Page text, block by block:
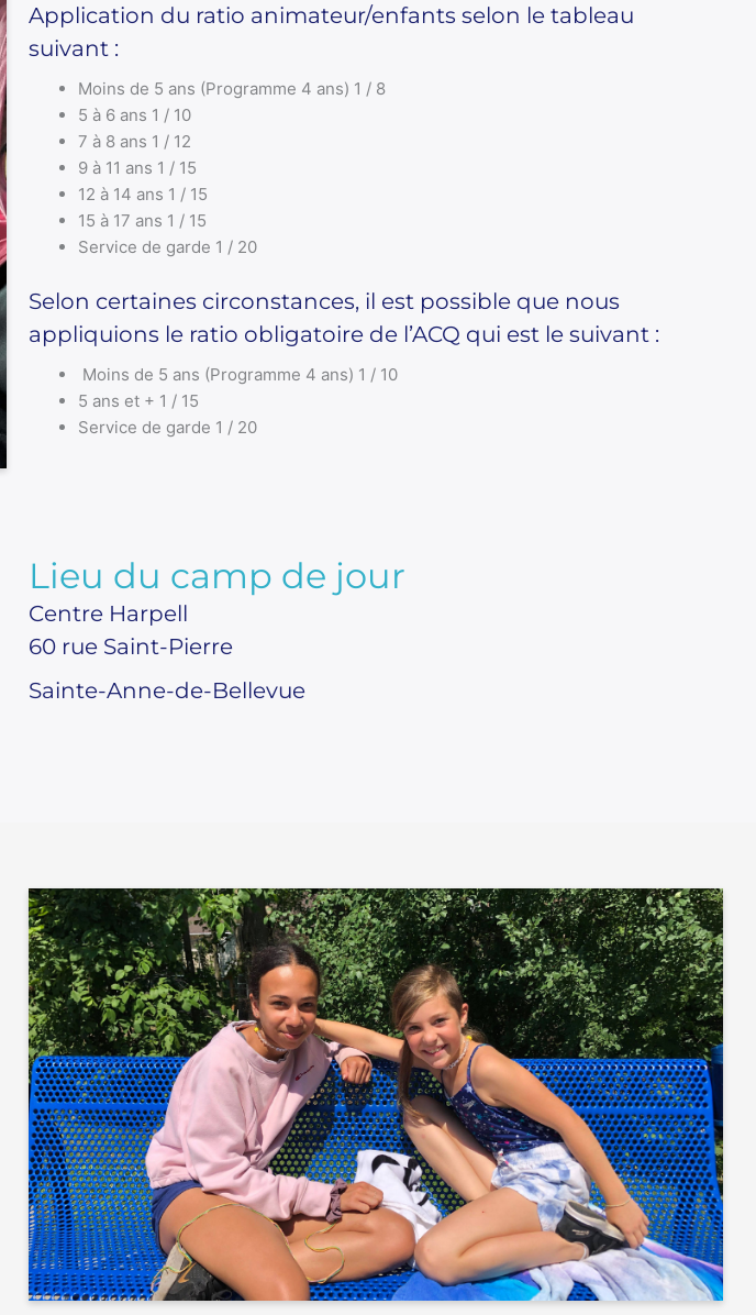
Application du ratio animateur/enfants selon le tableau
suivant :
Moins de 5 ans (Programme 4 ans) 1 / 8
5 à 6 ans 1 / 10
7 à 8 ans 1 / 12
9 à 11 ans 1 / 15
12 à 14 ans 1 / 15
15 à 17 ans 1 / 15
Service de garde 1 / 20
Selon certaines circonstances, il est possible que nous
appliquions le ratio obligatoire de l’ACQ qui est le suivant :
Moins de 5 ans (Programme 4 ans) 1 / 10
5 ans et + 1 / 15
Service de garde 1 / 20
Lieu du camp de jour
Centre Harpell
60 rue Saint-Pierre
Sainte-Anne-de-Bellevue